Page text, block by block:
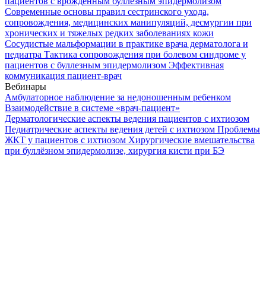
Современные основы правил сестринского ухода,
сопровождения, медицинских манипуляций, десмургии при
хронических и тяжелых редких заболеваниях кожи
Сосудистые мальформации в практике врача дерматолога и
педиатра Тактика сопровождения при болевом синдроме у
пациентов с буллезным эпидермолизом Эффективная
коммуникация пациент-врач
Вебинары
Амбулаторное наблюдение за недоношенным ребенком
Взаимодействие в системе «врач-пациент»
Дерматологические аспекты ведения пациентов с ихтиозом
Педиатрические аспекты ведения детей с ихтиозом Проблемы
ЖКТ у пациентов с ихтиозом Хирургические вмешательства
при буллёзном эпидермолизе, хирургия кисти при БЭ